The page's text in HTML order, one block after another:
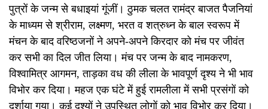
पुत्रों के जन्म से बधाइयां गूंजीं। ठुमक चलत रामंद्र बाजत पैजनियां
के माध्यम से श्रीराम, लक्ष्मण, भरत व शत्रुध्न के बाल स्वरूप में
मंचन के बाद वरिष्ठजनों ने अपने-अपने किरदार को मंच पर जीवंत
कर सभी का दिल जीत लिया। मंच पर जन्म के बाद नामकरण,
विश्वामित्र आगमन, ताड़का वध की लीला के भावपूर्ण दृश्य ने भी भाव
विभोर कर दिया। महज एक घंटे में हुई रामलीला में सभी प्रसंगों को
दर्शाया गया। कई दृश्यों ने उपस्थित लोगों को भाव विभोर कर दिया।